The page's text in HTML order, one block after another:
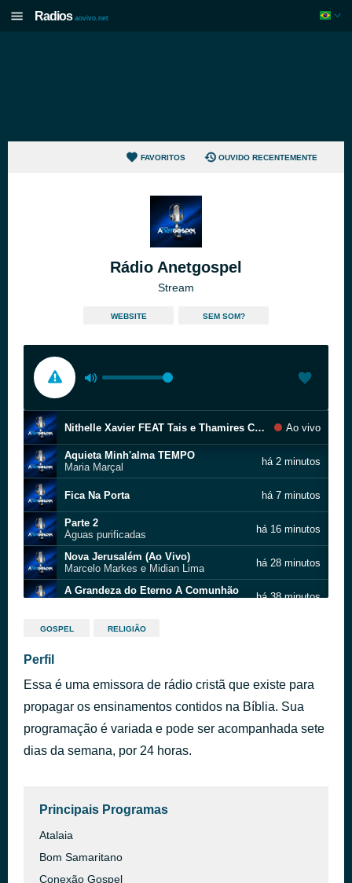
Radios aovivo.net
FAVORITOS OUVIDO RECENTEMENTE
Rádio Anetgospel
Stream
WEBSITE SEM SOM?
Nithelle Xavier FEAT Tais e Thamires Cuidando Dos Detalhes. Ao vivo
Aquieta Minh'alma TEMPO
Maria Marçal
há 2 minutos
Fica Na Porta há 7 minutos
Parte 2
Águas purificadas
há 16 minutos
Nova Jerusalém (Ao Vivo)
Marcelo Markes e Midian Lima
há 28 minutos
A Grandeza do Eterno A Comunhão
há 38 minutos
Lis Avancini – Getsemani
Vãs Paixões (AO VIVO)
José Wellington
Proud of Me
Jamie MacDonald
há 1 hora
GOSPEL RELIGIÃO
Perfil
Essa é uma emissora de rádio cristã que existe para
propagar os ensinamentos contidos na Bíblia. Sua
programação é variada e pode ser acompanhada sete
dias da semana, por 24 horas.
Principais Programas
Atalaia
Bom Samaritano
Conexão Gospel